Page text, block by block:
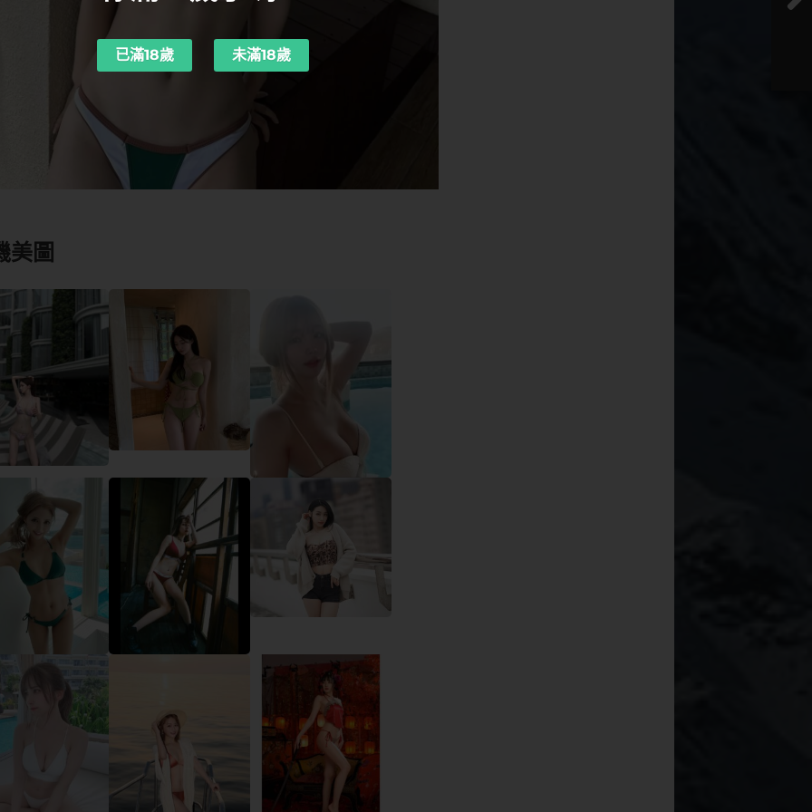
美圖
已滿18歲 未滿18歲